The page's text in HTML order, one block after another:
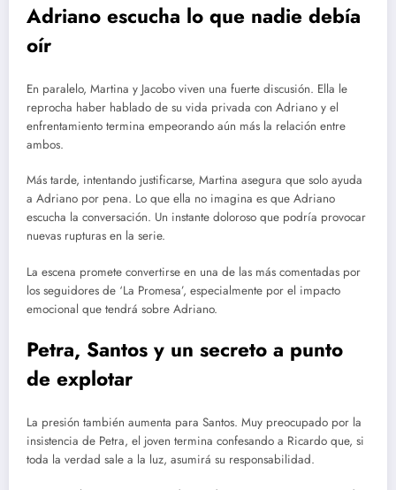
Adriano escucha lo que nadie debía
oír
En paralelo, Martina y Jacobo viven una fuerte discusión. Ella le
reprocha haber hablado de su vida privada con Adriano y el
enfrentamiento termina empeorando aún más la relación entre
ambos.
Más tarde, intentando justificarse, Martina asegura que solo ayuda
a Adriano por pena. Lo que ella no imagina es que Adriano
escucha la conversación. Un instante doloroso que podría provocar
nuevas rupturas en la serie.
La escena promete convertirse en una de las más comentadas por
los seguidores de ‘La Promesa’, especialmente por el impacto
emocional que tendrá sobre Adriano.
Petra, Santos y un secreto a punto
de explotar
La presión también aumenta para Santos. Muy preocupado por la
insistencia de Petra, el joven termina confesando a Ricardo que, si
toda la verdad sale a la luz, asumirá su responsabilidad.